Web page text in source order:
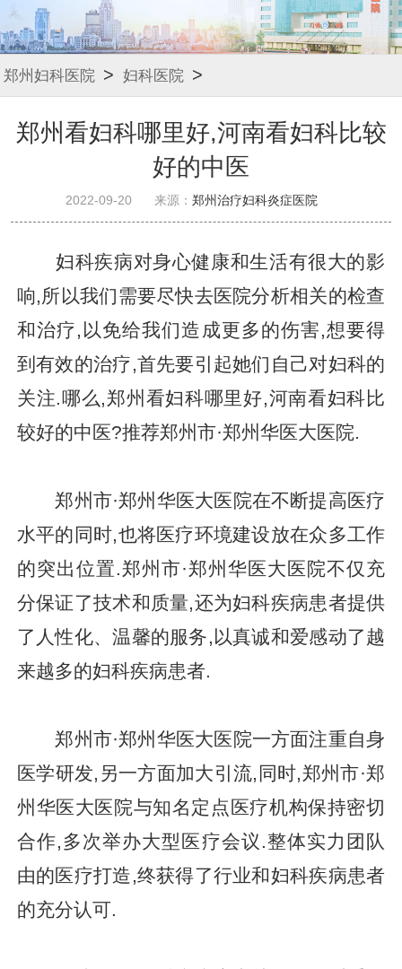
郑州妇科医院 > 妇科医院 >
郑州看妇科哪里好,河南看妇科比较
好的中医
2022-09-20 来源： 郑州治疗妇科炎症医院
妇科疾病对身心健康和生活有很大的影
响,所以我们需要尽快去医院分析相关的检查
和治疗,以免给我们造成更多的伤害,想要得
到有效的治疗,首先要引起她们自己对妇科的
关注.哪么,郑州看妇科哪里好,河南看妇科比
较好的中医?推荐郑州市·郑州华医大医院.
郑州市·郑州华医大医院在不断提高医疗
水平的同时,也将医疗环境建设放在众多工作
的突出位置.郑州市·郑州华医大医院不仅充
分保证了技术和质量,还为妇科疾病患者提供
了人性化、温馨的服务,以真诚和爱感动了越
来越多的妇科疾病患者.
郑州市·郑州华医大医院一方面注重自身
医学研发,另一方面加大引流,同时,郑州市·郑
州华医大医院与知名定点医疗机构保持密切
合作,多次举办大型医疗会议.整体实力团队
由的医疗打造,终获得了行业和妇科疾病患者
的充分认可.